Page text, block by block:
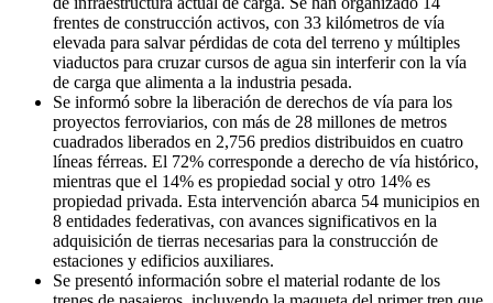
frentes de construcción activos, con 33 kilómetros de vía
elevada para salvar pérdidas de cota del terreno y múltiples
viaductos para cruzar cursos de agua sin interferir con la vía
de carga que alimenta a la industria pesada.
Se informó sobre la liberación de derechos de vía para los
proyectos ferroviarios, con más de 28 millones de metros
cuadrados liberados en 2,756 predios distribuidos en cuatro
líneas férreas. El 72% corresponde a derecho de vía histórico,
mientras que el 14% es propiedad social y otro 14% es
propiedad privada. Esta intervención abarca 54 municipios en
8 entidades federativas, con avances significativos en la
adquisición de tierras necesarias para la construcción de
estaciones y edificios auxiliares.
Se presentó información sobre el material rodante de los